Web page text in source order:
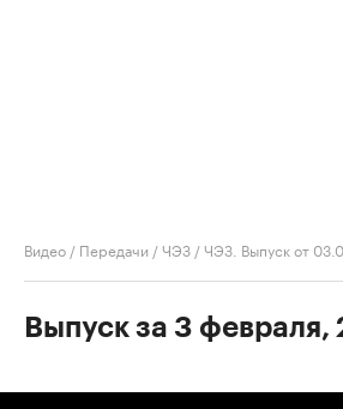
Видео / Передачи /ЧЭЗ /ЧЭЗ. Выпуск от
Выпуск за 3 февраля,